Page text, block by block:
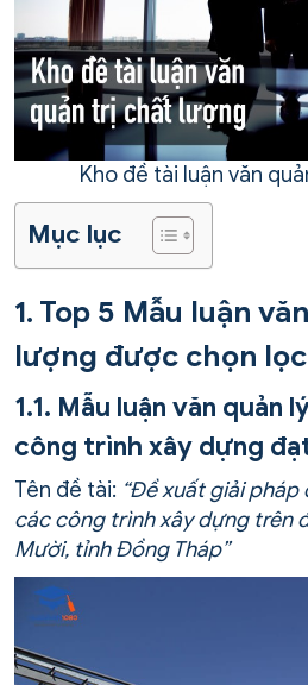
Kho đề tài luận văn
Mục lục
1. Top 5 Mẫu luận
lượng được chọn
1.1. Mẫu luận văn quản
công trình xây dựng
Tên đề tài: “Đề xuất giải
các công trình xây dựng trên
Mười, tỉnh Đồng Tháp”